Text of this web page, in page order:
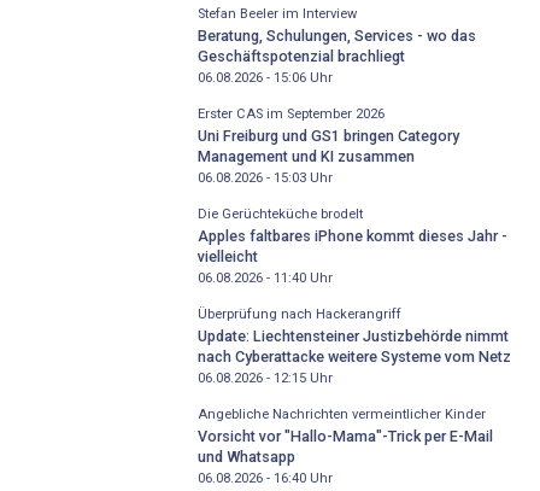
Stefan Beeler im Interview
Beratung, Schulungen, Services - wo das
Geschäftspotenzial brachliegt
06.08.2026 - 15:06Uhr
Erster CAS im September 2026
Uni Freiburg und GS1 bringen Category
Management und KI zusammen
06.08.2026 - 15:03Uhr
Die Gerüchteküche brodelt
Apples faltbares iPhone kommt dieses Jahr -
vielleicht
06.08.2026 - 11:40Uhr
Überprüfung nach Hackerangriff
Update: Liechtensteiner Justizbehörde nimmt
nach Cyberattacke weitere Systeme vom Netz
06.08.2026 - 12:15Uhr
Angebliche Nachrichten vermeintlicher Kinder
Vorsicht vor "Hallo-Mama"-Trick per E-Mail
und Whatsapp
06.08.2026 - 16:40Uhr